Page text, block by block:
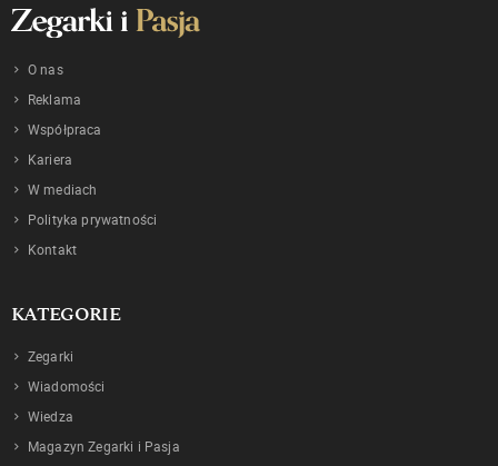
O nas
Reklama
Współpraca
Kariera
W mediach
Polityka prywatności
Kontakt
KATEGORIE
Zegarki
Wiadomości
Wiedza
Magazyn Zegarki i Pasja